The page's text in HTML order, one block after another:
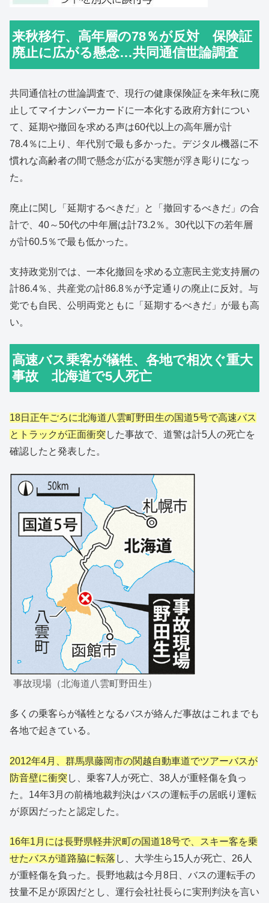
来秋移行、高年層の78％が反対 保険証
廃止に広がる懸念…共同通信世論調査
共同通信社の世論調査で、現行の健康保険証を来年秋に廃
止してマイナンバーカードに一本化する政府方針につい
て、延期や撤回を求める声は60代以上の高年層が計
78.4％に上り、年代別で最も多かった。デジタル機器に不
慣れな高齢者の間で懸念が広がる実態が浮き彫りになっ
た。
廃止に関し「延期するべきだ」と「撤回するべきだ」の合
計で、40～50代の中年層は計73.2％。30代以下の若年層
が計60.5％で最も低かった。
支持政党別では、一本化撤回を求める立憲民主党支持層の
計86.4％、共産党の計86.8％が予定通りの廃止に反対。与
党でも自民、公明両党ともに「延期するべきだ」が最も高
い。
高速バス乗客が犠牲、各地で相次ぐ重大
事故 北海道で5人死亡
18日正午ごろに北海道八雲町野田生の国道5号で高速バス
とトラックが正面衝突 した事故で、道警は計5人の死亡を
確認したと発表した。
事故現場（北海道八雲町野田生）
多くの乗客らが犠牲となるバスが絡んだ事故はこれまでも
各地で起きている。
2012年4月、群馬県藤岡市の関越自動車道でツアーバスが
防音壁に衝突 し、乗客7人が死亡、38人が重軽傷を負っ
た。14年3月の前橋地裁判決はバスの運転手の居眠り運転
が原因だったと認定した。
16年1月には長野県軽井沢町の国道18号で、スキー客を乗
せたバスが道路脇に転落 し、大学生ら15人が死亡、26人
が重軽傷を負った。長野地裁は今月8日、バスの運転手の
技量不足が原因だとし、運行会社社長らに実刑判決を言い